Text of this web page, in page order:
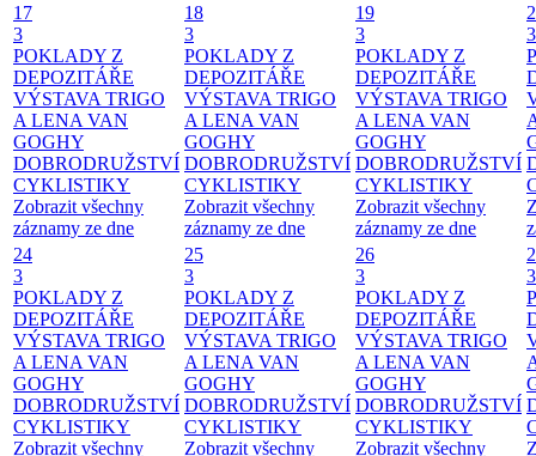
17
3
POKLADY Z
DEPOZITÁŘE
VÝSTAVA TRIGO
A LENA VAN
GOGHY
DOBRODRUŽSTVÍ
CYKLISTIKY
Zobrazit všechny
záznamy ze dne
18
3
POKLADY Z
DEPOZITÁŘE
VÝSTAVA TRIGO
A LENA VAN
GOGHY
DOBRODRUŽSTVÍ
CYKLISTIKY
Zobrazit všechny
záznamy ze dne
19
3
POKLADY Z
DEPOZITÁŘE
VÝSTAVA TRIGO
A LENA VAN
GOGHY
DOBRODRUŽSTVÍ
CYKLISTIKY
Zobrazit všechny
záznamy ze dne
3
24
3
POKLADY Z
DEPOZITÁŘE
VÝSTAVA TRIGO
A LENA VAN
GOGHY
DOBRODRUŽSTVÍ
CYKLISTIKY
Zobrazit všechny
25
3
POKLADY Z
DEPOZITÁŘE
VÝSTAVA TRIGO
A LENA VAN
GOGHY
DOBRODRUŽSTVÍ
CYKLISTIKY
Zobrazit všechny
26
3
POKLADY Z
DEPOZITÁŘE
VÝSTAVA TRIGO
A LENA VAN
GOGHY
DOBRODRUŽSTVÍ
CYKLISTIKY
Zobrazit všechny
3